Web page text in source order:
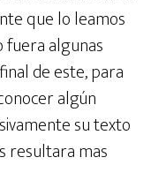
que lo leamos
fuera algunas
de este, para
algún
su texto
resultara mas